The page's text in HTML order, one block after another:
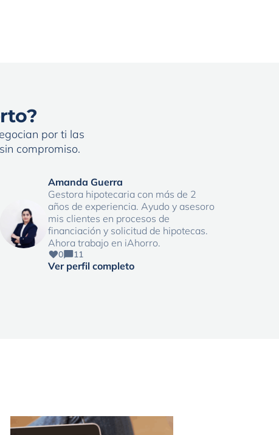
por ti las
compromiso.
Amanda Guerra
Gestora hipotecaria con más de 2
años de experiencia. Ayudo y asesoro
mis clientes en procesos de
financiación y solicitud de hipotecas.
Ahora trabajo en iAhorro.
0 11
Ver perfil completo